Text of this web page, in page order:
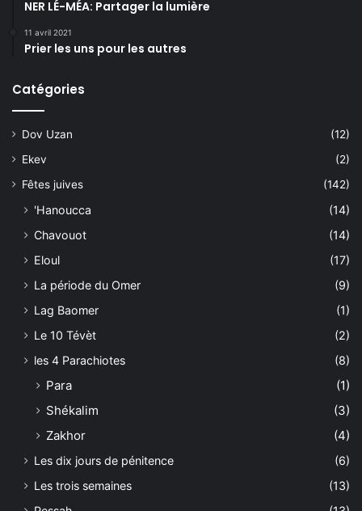
NER LÉ-MÉA: Partager la lumière
11 avril 2021
Prier les uns pour les autres
Catégories
Dov Uzan
(12)
Ekev
(2)
Fêtes juives
(142)
'Hanoucca
(14)
Chavouot
(14)
Eloul
(17)
La période du Omer
(9)
Lag Baomer
(1)
Le 10 Tévèt
(2)
les 4 Parachiotes
(8)
Para
(1)
Shékalim
(3)
Zakhor
(4)
Les dix jours de pénitence
(6)
Les trois semaines
(13)